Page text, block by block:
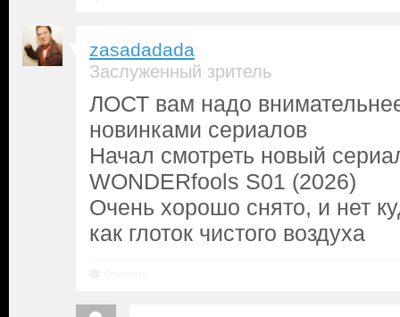
zasadadada
Заслуженный зритель
ЛОСТ вам надо
новинками сериалов
Начал смотреть новый
WONDERfools S01 (2026)
Очень хорошо снято, и нет
как глоток чистого воздуха